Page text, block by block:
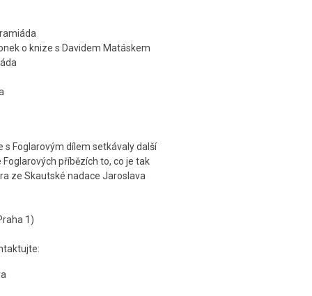
o knize s Davidem Matáskem
s Foglarovým dílem setkávaly další
příbězích to, co je tak
ze Skautské nadace Jaroslava
1)